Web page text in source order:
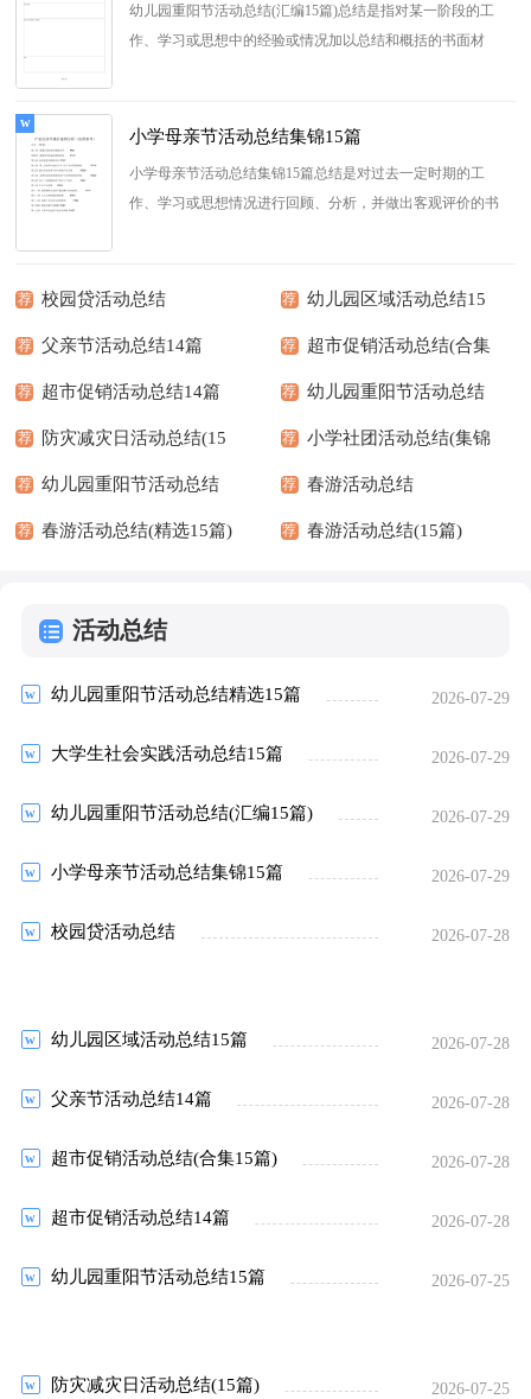
幼儿园重阳节活动总结(汇编15篇)总结是指对某一阶段的工
作、学习或思想中的经验或情况加以总结和概括的书面材
小学母亲节活动总结集锦15篇
小学母亲节活动总结集锦15篇总结是对过去一定时期的工
作、学习或思想情况进行回顾、分析，并做出客观评价的书
荐 校园贷活动总结 荐 幼儿园区域活动总结15
篇
荐 父亲节活动总结14篇 荐 超市促销活动总结(合集
15篇)
荐 超市促销活动总结14篇 荐 幼儿园重阳节活动总结
15篇
荐 防灾减灾日活动总结(15
篇)
荐 小学社团活动总结(集锦
15篇)
荐 幼儿园重阳节活动总结
(14篇)
荐 春游活动总结
荐 春游活动总结(精选15篇) 荐 春游活动总结(15篇)
活动总结
幼儿园重阳节活动总结精选15篇 2026-07-29
大学生社会实践活动总结15篇 2026-07-29
幼儿园重阳节活动总结(汇编15篇) 2026-07-29
小学母亲节活动总结集锦15篇 2026-07-29
校园贷活动总结 2026-07-28
幼儿园区域活动总结15篇 2026-07-28
父亲节活动总结14篇 2026-07-28
超市促销活动总结(合集15篇) 2026-07-28
超市促销活动总结14篇 2026-07-28
幼儿园重阳节活动总结15篇 2026-07-25
防灾减灾日活动总结(15篇) 2026-07-25